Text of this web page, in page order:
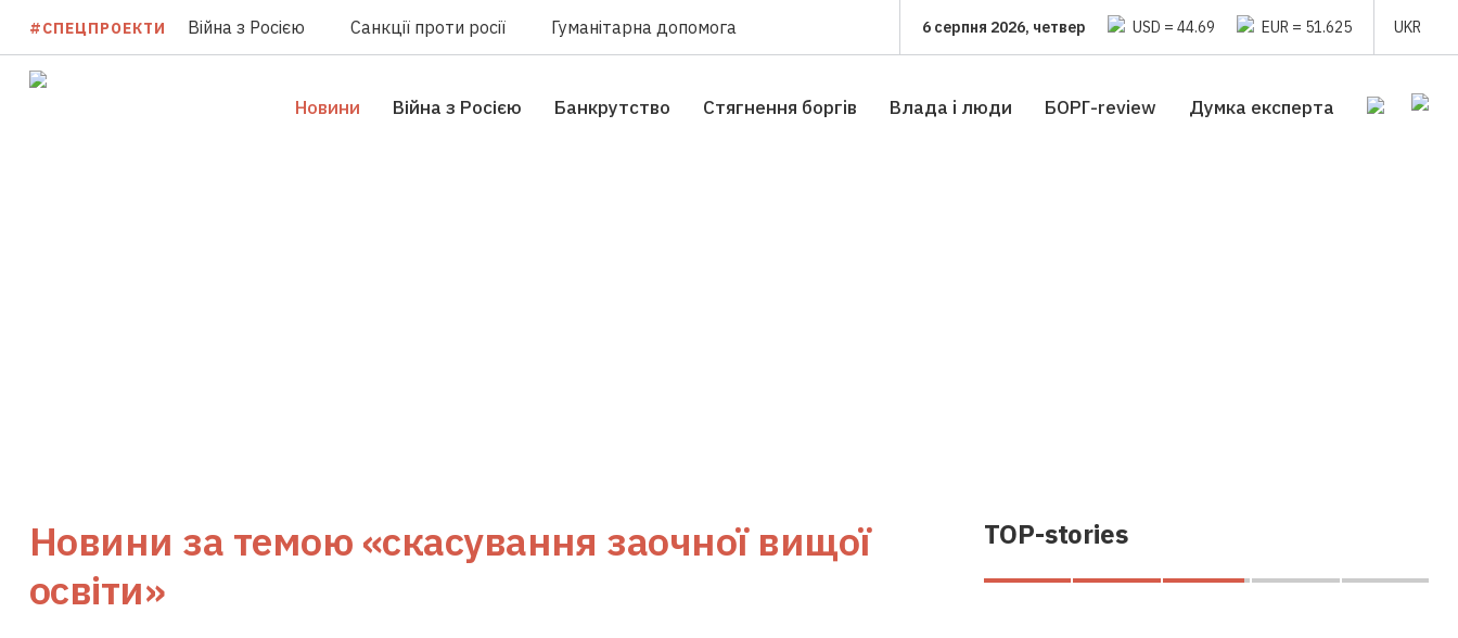
#СПЕЦПРОЕКТИ Війна з Росією Санкції проти росії Гуманітарна допомога 6 серпня 2026, четвер USD = 44.69 EUR = 51.625 UKR
Новини Війна з Росією Банкрутство Стягнення боргiв Влада i люди БОРГ-review Думка експерта
Новини за темою «скасування заочної вищої
освіти»
TOP-stories